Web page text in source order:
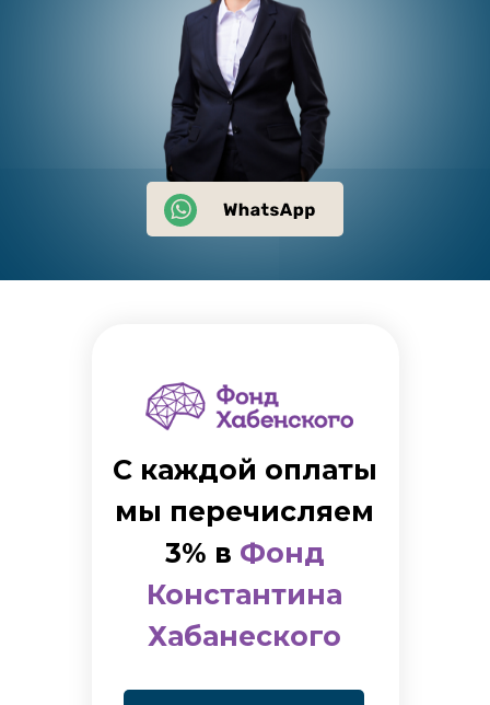
Фонд Константина
Хабенского
С каждой оплаты
мы перечисляем
3% в Фонд
Константина
Хабанеского